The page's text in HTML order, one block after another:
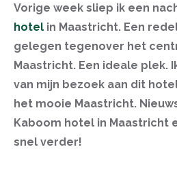
Vorige week sliep ik een
hotel in Maastricht. Een
gelegen tegenover het
Maastricht. Een ideale plek.
van mijn bezoek aan dit
het mooie Maastricht.
Kaboom hotel in Maastricht
snel verder!